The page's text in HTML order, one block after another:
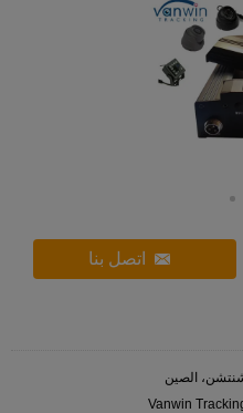
اتصل بنا
الصين
Vanwin